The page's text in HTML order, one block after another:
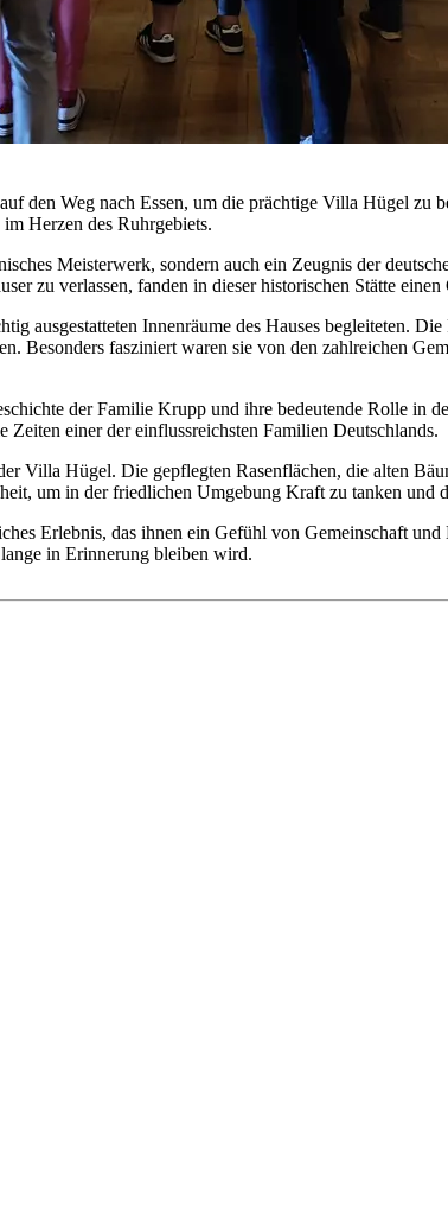
den Weg nach Essen, um die prächtige Villa Hügel zu
Herzen des Ruhrgebiets.
Meisterwerk, sondern auch ein Zeugnis der
zu verlassen, fanden in dieser historischen Stätte
ausgestatteten Innenräume des Hauses begleiteten.
Besonders fasziniert waren sie von den zahlreichen
der Familie Krupp und ihre bedeutende Rolle in
einer der einflussreichsten Familien Deutschlands.
Villa Hügel. Die gepflegten Rasenflächen, die alten
um in der friedlichen Umgebung Kraft zu tanken und
Erlebnis, das ihnen ein Gefühl von Gemeinschaft
in Erinnerung bleiben wird.